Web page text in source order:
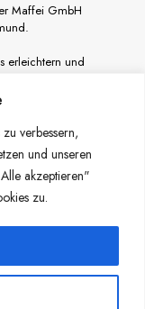
verbessern,
und unseren
akzeptieren"
zu.
Maffei GmbH
erleichtern und